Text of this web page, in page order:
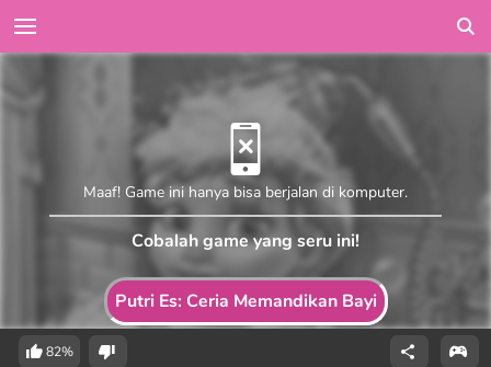
Putri Es: Ceria Memandikan Bayi
Maaf! Game ini hanya bisa berjalan di komputer.
Cobalah game yang seru ini!
82%